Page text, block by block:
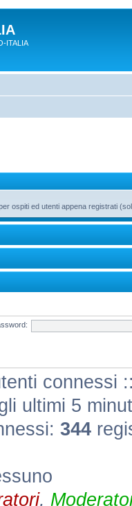
ITALIA
ospiti ed utenti appena registrati
connessi
ultimi 5
344
,